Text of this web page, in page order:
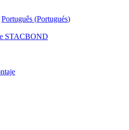
Português (Portugués)
STACBOND